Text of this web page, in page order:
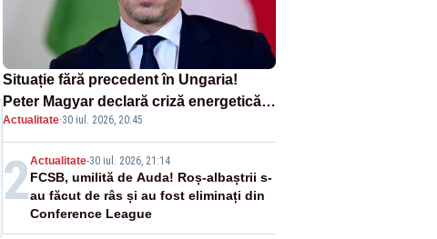
Situație fără precedent în Ungaria!
Peter Magyar declară criză energetică
după oprirea centralei de la Paks
Actualitate·30 iul. 2026, 20:45
2Actualitate-30 iul. 2026, 21:14
FCSB, umilită de Auda! Roș-albaștrii s-
au făcut de râs și au fost eliminați din
Conference League